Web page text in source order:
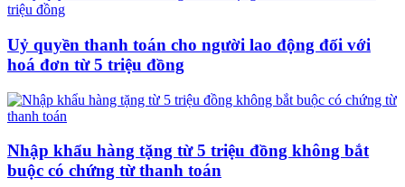
Uỷ quyền thanh toán cho người lao động đối với
hoá đơn từ 5 triệu đồng
Nhập khẩu hàng tặng từ 5 triệu đồng không bắt
buộc có chứng từ thanh toán